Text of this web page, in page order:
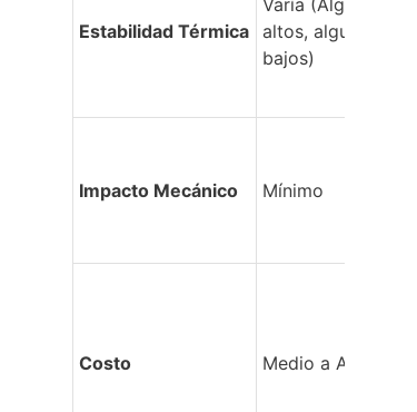
Estabilidad Térmica
Varía (Algunos
altos, algunos
bajos)
Impacto Mecánico Mínimo
Costo Medio a Alto